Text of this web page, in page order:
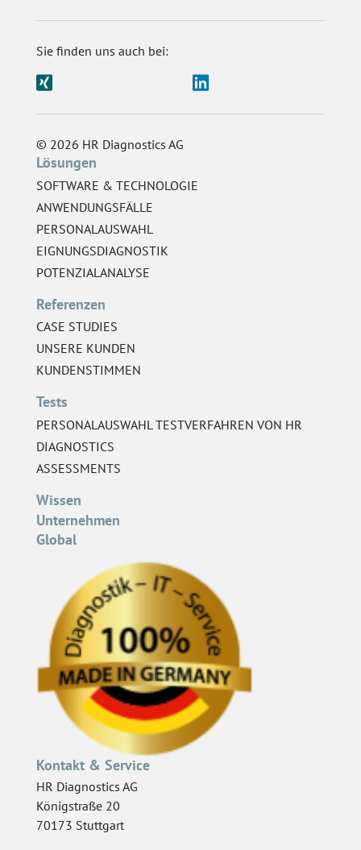
Sie finden uns auch bei:
© 2026 HR Diagnostics AG
Lösungen
SOFTWARE & TECHNOLOGIE
ANWENDUNGSFÄLLE
PERSONALAUSWAHL
EIGNUNGSDIAGNOSTIK
POTENZIALANALYSE
Referenzen
CASE STUDIES
UNSERE KUNDEN
KUNDENSTIMMEN
Tests
PERSONALAUSWAHL TESTVERFAHREN VON HR
DIAGNOSTICS
ASSESSMENTS
Wissen
Unternehmen
Global
Kontakt & Service
HR Diagnostics AG
Königstraße 20
70173 Stuttgart